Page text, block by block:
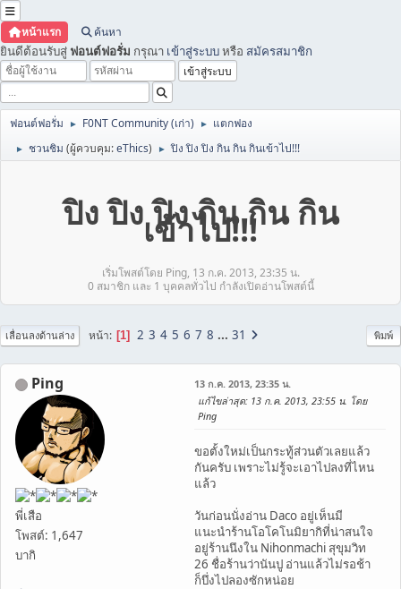
หน้าแรก ค้นหา
ยินดีต้อนรับสู่ ฟอนต์ฟอรั่ม กรุณา เข้าสู่ระบบหรือ สมัครสมาชิก
ฟอนต์ฟอรั่ม ► F0NT Community (เก่า) ► แตกฟอง
► ชวนชิม (ผู้ควบคุม:eThics) ► ปิง ปิง ปิง กิน กิน กินเข้าไป!!!
ปิง ปิง ปิง กิน กิน กิน
เข้าไป!!!
เริ่มโพสต์โดย Ping, 13 ก.ค. 2013, 23:35 น.
0 สมาชิก และ 1 บุคคลทั่วไป กำลังเปิดอ่านโพสต์นี้
พิมพ์
เลื่อนลงด้านล่าง หน้า 1 2 3 4 5 6 7 8 ... 31
Ping
พี่เสือ
โพสต์: 1,647
บากิ
13 ก.ค. 2013, 23:35 น.
แก้ไขล่าสุด: 13 ก.ค. 2013, 23:55 น. โดย
Ping
ขอตั้งใหม่เป็นกระทู้ส่วนตัวเลยแล้ว
กันครับ เพราะไม่รู้จะเอาไปลงที่ไหน
แล้ว
วันก่อนนั่งอ่าน Daco อยู่เห็นมี
แนะนำร้านโอโคโนมิยากิที่น่าสนใจ
อยู่ร้านนึงใน Nihonmachi สุขุมวิท
26 ชื่อร้านว่านันปู อ่านแล้วไม่รอช้า
ก็บึ่งไปลองซักหน่อย